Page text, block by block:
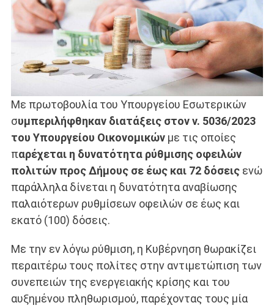
Με πρωτοβουλία του Υπουργείου Εσωτερικών
συμπεριλήφθηκαν διατάξεις στον ν. 5036/2023
του Υπουργείου Οικονομικώνμε τις οποίες
παρέχεται η δυνατότητα ρύθμισης οφειλών
πολιτών προς Δήμους σε έως και 72 δόσειςενώ
παράλληλα δίνεται η δυνατότητα αναβίωσης
παλαιότερων ρυθμίσεων οφειλών σε έως και
εκατό (100) δόσεις.
Με την εν λόγω ρύθμιση, η Κυβέρνηση θωρακίζει
περαιτέρω τους πολίτες στην αντιμετώπιση των
συνεπειών της ενεργειακής κρίσης και του
αυξημένου πληθωρισμού, παρέχοντας τους μία